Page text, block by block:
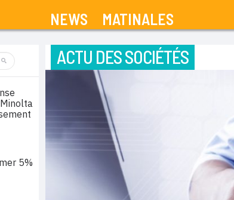
NEWS MATINALES
ACTU DES SOCIÉTÉS
5%